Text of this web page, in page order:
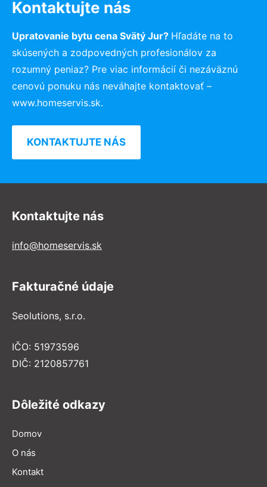
Kontaktujte nás
Upratovanie bytu cena Svätý Jur? Hľadáte na to
skúsených a zodpovedných profesionálov za
rozumný peniaz? Pre viac informácií či nezáväznú
cenovú ponuku nás neváhajte kontaktovať –
www.homeservis.sk.
KONTAKTUJTE NÁS
Kontaktujte nás
info@homeservis.sk
Fakturačné údaje
Seolutions, s.r.o.
IČO: 51973596
DIČ: 2120857761
Dôležité odkazy
Domov
O nás
Kontakt